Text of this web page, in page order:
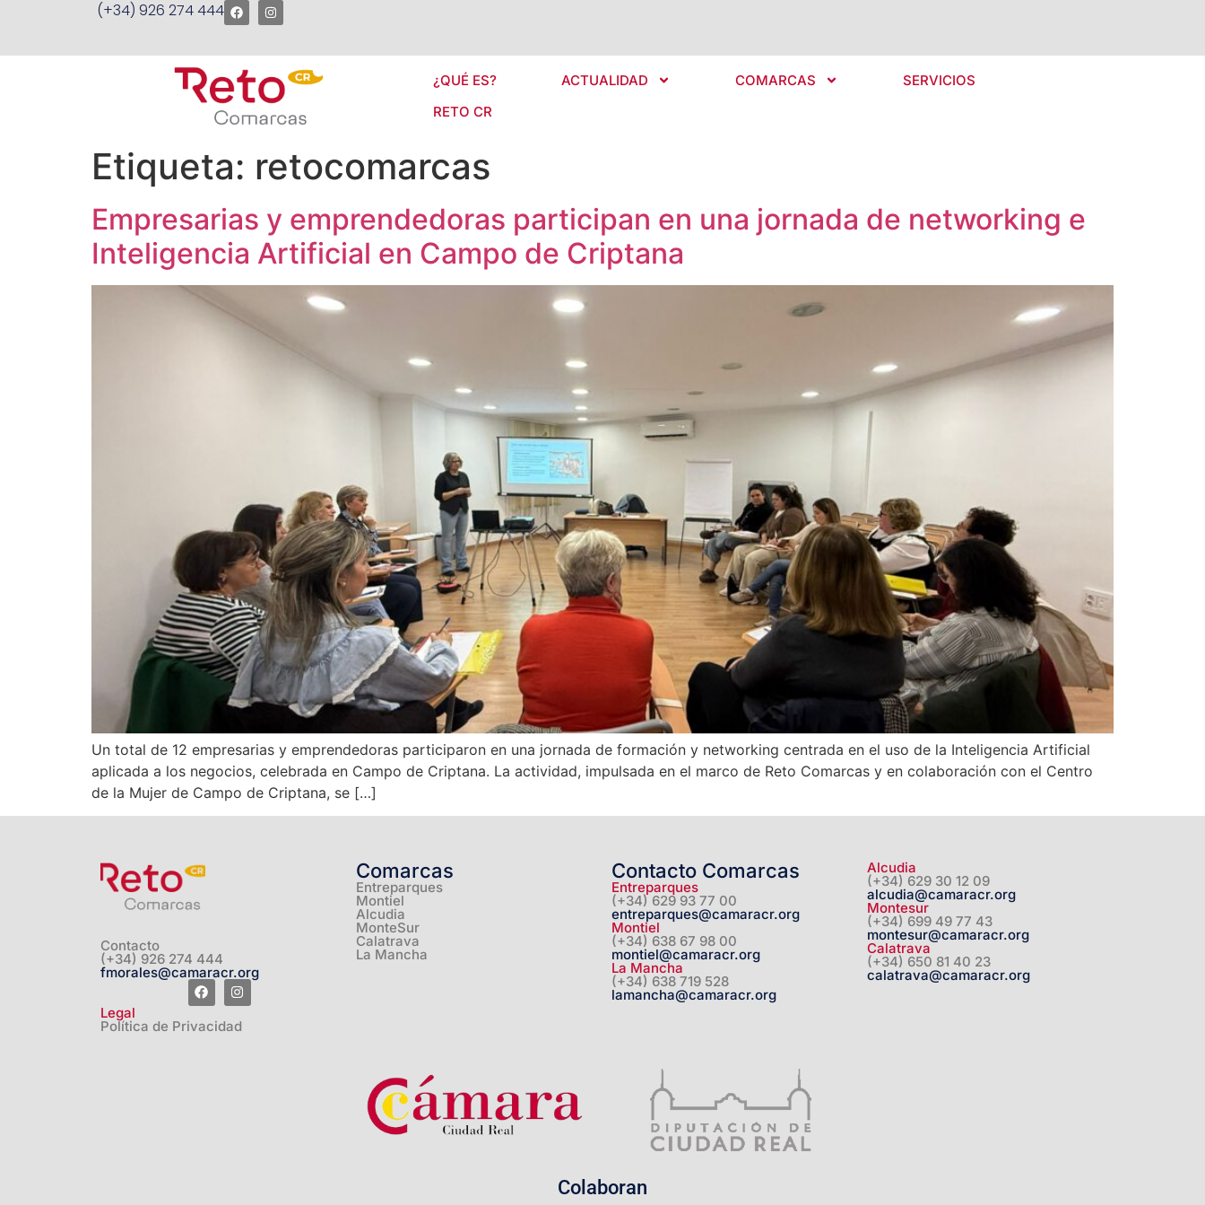
(+34) 926 274 444
¿QUÉ ES? ACTUALIDAD COMARCAS
SERVICIOS
RETO CR
Etiqueta: retocomarcas
Empresarias y emprendedoras participan en una jornada de networking e
Inteligencia Artificial en Campo de Criptana
Un total de 12 empresarias y emprendedoras participaron en una jornada de formación y networking centrada en el uso de la Inteligencia Artificial
aplicada a los negocios, celebrada en Campo de Criptana. La actividad, impulsada en el marco de Reto Comarcas y en colaboración con el Centro
de la Mujer de Campo de Criptana, se […]
Contacto
(+34) 926 274 444
fmorales@camaracr.org
Legal
Política de Privacidad
Comarcas
Entreparques
Montiel
Alcudia
MonteSur
Calatrava
La Mancha
Contacto Comarcas
Entreparques
(+34) 629 93 77 00
entreparques@camaracr.org
Montiel
(+34) 638 67 98 00
montiel@camaracr.org
La Mancha
(+34) 638 719 528
lamancha@camaracr.org
Alcudia
(+34) 629 30 12 09
alcudia@camaracr.org
Montesur
(+34) 699 49 77 43
montesur@camaracr.org
Calatrava
(+34) 650 81 40 23
calatrava@camaracr.org
Colaboran